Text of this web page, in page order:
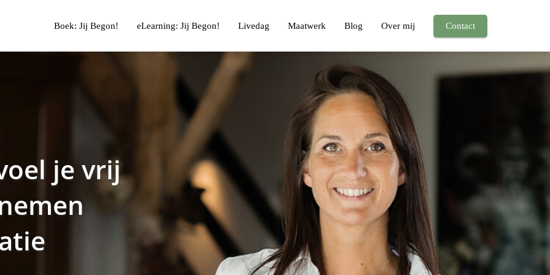
Boek: Jij Begon! eLearning: Jij Begon! Livedag Maatwerk Blog Over mij Contact
je vrij